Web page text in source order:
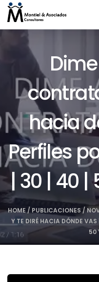
HOME / PUBLICACIONES /
Y TE DIRÉ HACIA DÓNDE VAS
50
hacia
Perfiles
| 30 | 40 |